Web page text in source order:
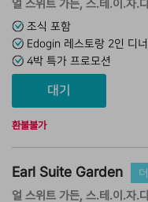
얼 스위트 가든, 스.테.이.자.
조식 포함
Edogin 레스토랑 2인 디
4박 특가 프로모션
환불불가
Earl Suite Garden
얼 스위트 가든, 스.테.이.자.